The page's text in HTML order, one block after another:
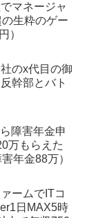
マネージャ
生粋のゲー
）
のx代目の御
幹部とバト
障害年金申
万もらえた
年金88万）
ームでITコ
日MAX5時